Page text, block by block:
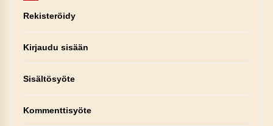
Rekisteröidy
Kirjaudu sisään
Sisältösyöte
Kommenttisyöte